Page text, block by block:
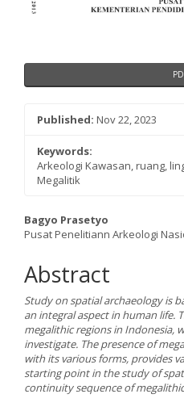
Published: Nov 22, 2023
Keywords:
Arkeologi Kawasan, ruang,
Megalitik
Main
Article
Content
Bagyo Prasetyo
Pusat Penelitiann Arkeologi
Abstract
Study on spatial archaeology is
an integral aspect in human life.
megalithic regions in Indonesia,
investigate. The presence of
with its various forms, provides
starting point in the study of
continuity sequence of